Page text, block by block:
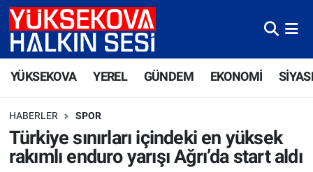
YÜKSEKOVA YEREL GÜNDEM EKONOMİ
HABERLER SPOR
Türkiye sınırları içindeki en yüksek
rakımlı enduro yarışı Ağrı’da start aldı
Yüksekova Nöbetçi Eczaneler
Yüksekova Trafik Yoğunluk Haritası
Süper Lig Puan Durumu ve Fikstür